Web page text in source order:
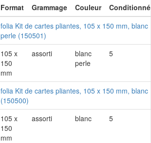
Format Grammage Couleur
Conditionné
folia Kit de cartes pliantes, 105 x 150 mm, blanc
perle (150501)
105 x
150
mm
assorti
blanc
perle
5
folia Kit de cartes pliantes, 105 x 150 mm, blanc
(150500)
105 x
150
mm
assorti blanc 5